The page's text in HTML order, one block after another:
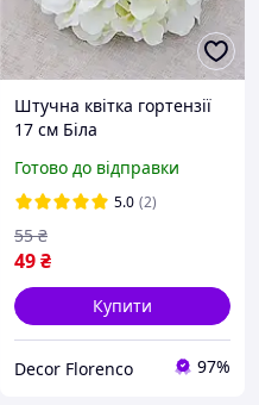
Штучна квітка гортензії
17 см Біла
Готово до відправки
5.0 (2)
49₴
55 ₴
Купити
Decor Florenco 97%